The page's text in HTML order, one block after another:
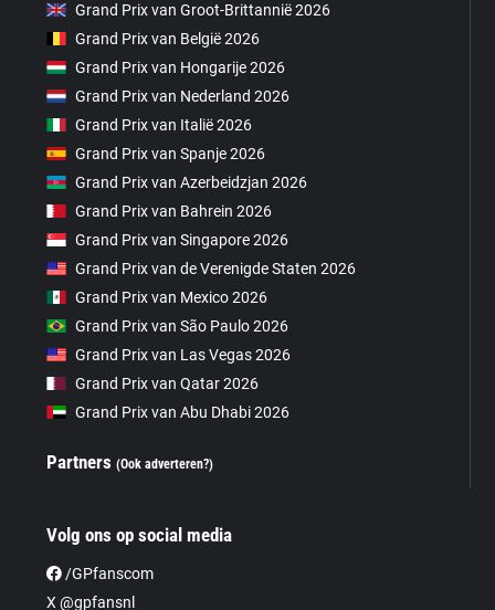
Grand Prix van Groot-Brittannië 2026
Grand Prix van België 2026
Grand Prix van Hongarije 2026
Grand Prix van Nederland 2026
Grand Prix van Italië 2026
Grand Prix van Spanje 2026
Grand Prix van Azerbeidzjan 2026
Grand Prix van Bahrein 2026
Grand Prix van Singapore 2026
Grand Prix van de Verenigde Staten 2026
Grand Prix van Mexico 2026
Grand Prix van São Paulo 2026
Grand Prix van Las Vegas 2026
Grand Prix van Qatar 2026
Grand Prix van Abu Dhabi 2026
Partners(Ook adverteren?)
Volg ons op social media
/GPfanscom
X @gpfansnl